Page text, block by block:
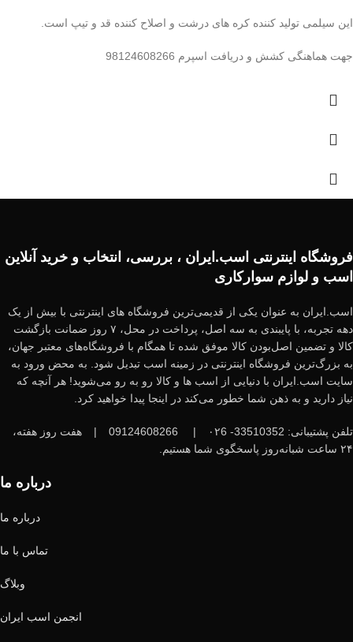
این سیلمی تولید کننده کره های درشت و اصلاح کننده قد و تیپ است.
جهت هماهنگی کشش و دریافت اسپرم 98124608266
فروشگاه اینترنتی اسب.ایران ، بررسی، انتخاب و خرید آنلاین
اسب و لوازم سوارکاری
اسب.ایران به عنوان یکی از قدیمی‌ترین فروشگاه های اینترنتی با بیش از یک
دهه تجربه، با پایبندی به سه اصل، پرداخت در محل، ۷ روز ضمانت بازگشت
کالا و تضمین اصل‌بودن کالا موفق شده تا همگام با فروشگاه‌های معتبر جهان،
به بزرگ‌ترین فروشگاه اینترنتی در زمینه اسب تبدیل شود. به محض ورود به
سایت اسب.ایران با دنیایی از اسب ها و کالا رو به رو می‌شوید! هر آنچه که
نیاز دارید و به ذهن شما خطور می‌کند در اینجا پیدا خواهید کرد.
تلفن پشتیبانی: 33510352- ۰۲6 |
|
هفت روز هفته،
۲۴ ساعت شبانه‌روز پاسخگوی شما هستیم.
درباره ما
درباره ما
تماس با ما
وبلاگ
انجمن اسب ایران